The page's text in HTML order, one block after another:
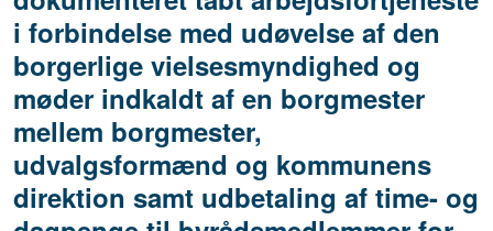
i forbindelse med udøvelse af den
borgerlige vielsesmyndighed og
møder indkaldt af en borgmester
mellem borgmester,
udvalgsformænd og kommunens
direktion samt udbetaling af time- og